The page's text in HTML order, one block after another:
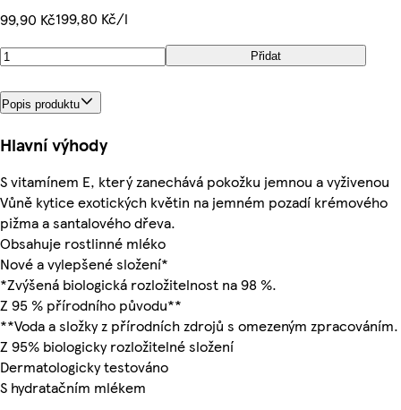
99,90 Kč199,80 Kč/l
Přidat
Popis produktu
Hlavní výhody
S vitamínem E, který zanechává pokožku jemnou a vyživenou
Vůně kytice exotických květin na jemném pozadí krémového
pižma a santalového dřeva.
Obsahuje rostlinné mléko
Nové a vylepšené složení*
*Zvýšená biologická rozložitelnost na 98 %.
Z 95 % přírodního původu**
**Voda a složky z přírodních zdrojů s omezeným zpracováním.
Z 95% biologicky rozložitelné složení
Dermatologicky testováno
S hydratačním mlékem